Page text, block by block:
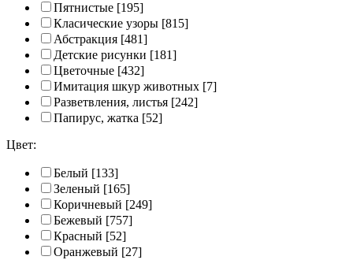
Пятнистые [195]
Класические узоры [815]
Абстракция [481]
Детские рисунки [181]
Цветочные [432]
Имитация шкур животных [7]
Разветвления, листья [242]
Папирус, жатка [52]
Цвет:
Белый [133]
Зеленый [165]
Коричневый [249]
Бежевый [757]
Красный [52]
Оранжевый [27]